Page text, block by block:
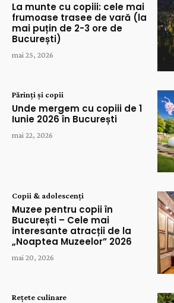
La munte cu copiii: cele mai
frumoase trasee de vară (la
mai puțin de 2-3 ore de
București)
mai 25, 2026
Părinți și copii
Unde mergem cu copiii de 1
Iunie 2026 în București
mai 22, 2026
Copii & adolescenți
Muzee pentru copii în
București – Cele mai
interesante atracții de la
„Noaptea Muzeelor” 2026
mai 20, 2026
Rețete culinare